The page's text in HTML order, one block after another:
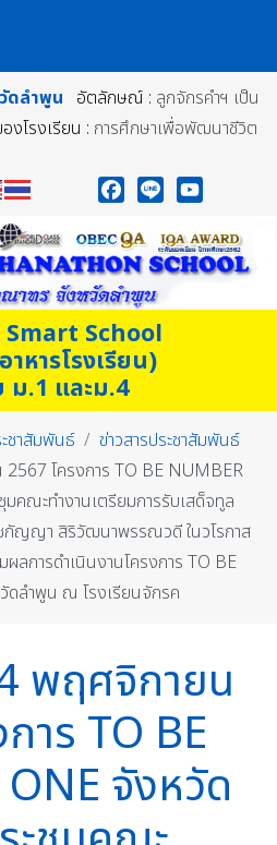
ดลำพูน อัตลักษณ์ : ลูกจักรคำฯ เป็น
งโรงเรียน : การศึกษาเพื่อพัฒนาชีวิต
Smart School
หารโรงเรียน)
ม.1 และม.4
ชาสัมพันธ์
ข่าวสารประชาสัมพันธ์
โครงการ TO BE NUMBER
คณะทำงานเตรียมการรับเสด็จทูล
ญญา สิริวัฒนาพรรณวดี ในวโรกาส
ลการดำเนินงานโครงการ TO BE
ดลำพูน ณ โรงเรียนจักรค
พฤศจิกายน
าร TO BE
จังหวัด